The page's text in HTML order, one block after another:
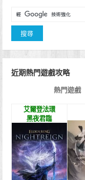
近期熱門遊戲攻略
熱門遊戲
艾爾登法環
黑夜君臨